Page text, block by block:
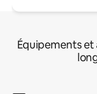
Équipements et